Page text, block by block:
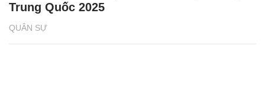
QUÂN SỰ
Trung Quốc 2025